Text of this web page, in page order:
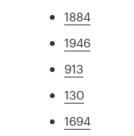
1884
1946
913
130
1694